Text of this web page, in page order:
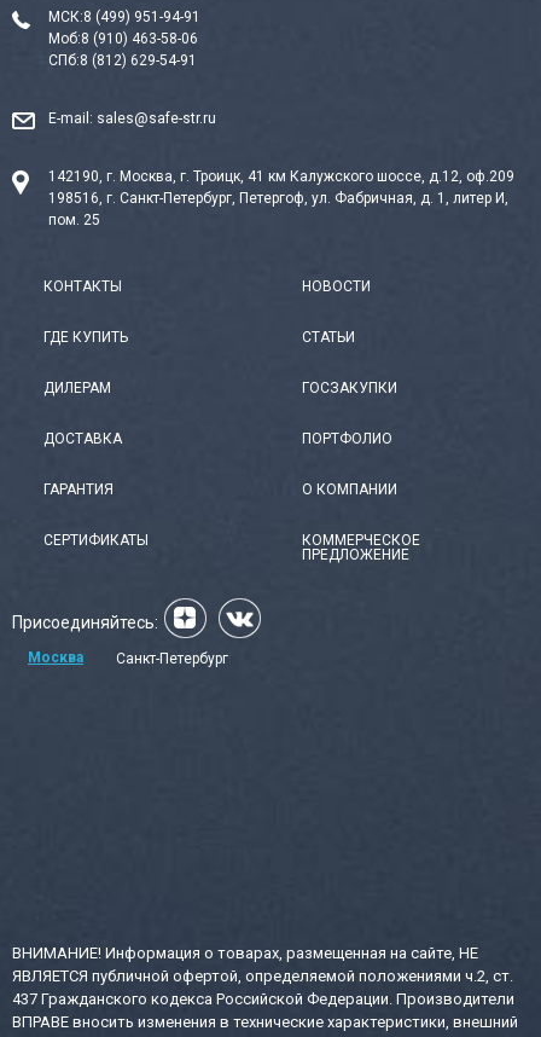
МСК:8 (499) 951-94-91
Моб:8 (910) 463-58-06
СПб:8 (812) 629-54-91
E-mail: sales@safe-str.ru
142190, г. Москва, г. Троицк, 41 км Калужского шоссе, д.12, оф.209
198516, г. Санкт-Петербург, Петергоф, ул. Фабричная, д. 1, литер И,
пом. 25
КОНТАКТЫ
ГДЕ КУПИТЬ
ДИЛЕРАМ
ДОСТАВКА
ГАРАНТИЯ
СЕРТИФИКАТЫ
НОВОСТИ
СТАТЬИ
ГОСЗАКУПКИ
ПОРТФОЛИО
О КОМПАНИИ
КОММЕРЧЕСКОЕ
ПРЕДЛОЖЕНИЕ
Присоединяйтесь:
Москва Санкт-Петербург
ВНИМАНИЕ! Информация о товарах, размещенная на сайте, НЕ
ЯВЛЯЕТСЯ публичной офертой, определяемой положениями ч.2, ст.
437 Гражданского кодекса Российской Федерации. Производители
ВПРАВЕ вносить изменения в технические характеристики, внешний